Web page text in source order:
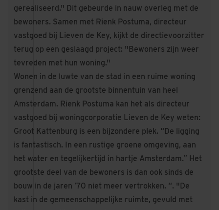
gerealiseerd." Dit gebeurde in nauw overleg met de
bewoners. Samen met Rienk Postuma, directeur
vastgoed bij Lieven de Key, kijkt de directievoorzitter
terug op een geslaagd project: "Bewoners zijn weer
tevreden met hun woning."
Wonen in de luwte van de stad in een ruime woning
grenzend aan de grootste binnentuin van heel
Amsterdam. Rienk Postuma kan het als directeur
vastgoed bij woningcorporatie Lieven de Key weten:
Groot Kattenburg is een bijzondere plek. “De ligging
is fantastisch. In een rustige groene omgeving, aan
het water en tegelijkertijd in hartje Amsterdam.” Het
grootste deel van de bewoners is dan ook sinds de
bouw in de jaren ’70 niet meer vertrokken. “. "De
kast in de gemeenschappelijke ruimte, gevuld met